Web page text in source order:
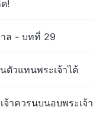
!
าล - บทที่ 29
ตัวแทนพระเจ้าได้
จ้าควรนบนอบพระเจ้า